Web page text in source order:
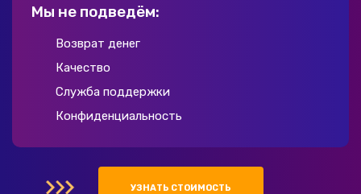
Мы не подведём:
Возврат денег
Качество
Служба поддержки
Конфиденциальность
УЗНАТЬ СТОИМОСТЬ